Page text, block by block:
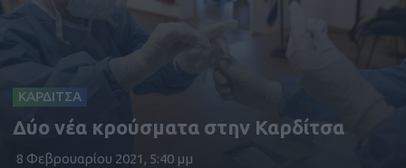
ΚΑΡΔΙΤΣΑ
Δύο νέα κρούσματα στην Καρδίτσα
8 Φεβρουαρίου 2021, 5:40 μμ